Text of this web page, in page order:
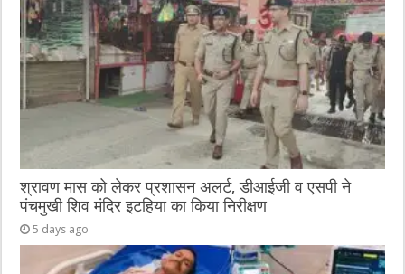
श्रावण मास को लेकर प्रशासन अलर्ट, डीआईजी व एसपी ने
पंचमुखी शिव मंदिर इटहिया का किया निरीक्षण
5 days ago